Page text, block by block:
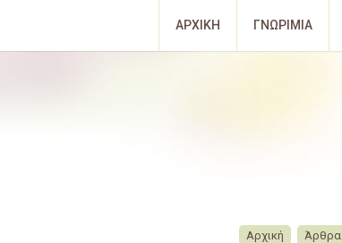
ΑΡΧΙΚΗ ΓΝΩΡΙΜΙΑ
Αρχική Άρθρα